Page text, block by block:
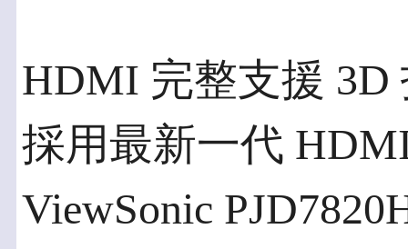
HDMI 完整支援 3D
採用最新一代
ViewSonic